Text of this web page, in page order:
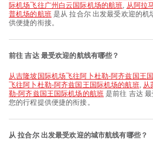
际机场飞往广州白云国际机场的航班, 从阿拉
普机场的航班是从 拉合尔 出发最受欢迎的机
供便捷的衔接。
前往 吉达 最受欢迎的航线有哪些？
从吉隆坡国际机场飞往阿卜杜勒-阿齐兹国王
飞往阿卜杜勒-阿齐兹国王国际机场的航班, 从
勒-阿齐兹国王国际机场的航班是前往 吉达 最
您的行程提供便捷的衔接。
从 拉合尔 出发最受欢迎的城市航线有哪些？